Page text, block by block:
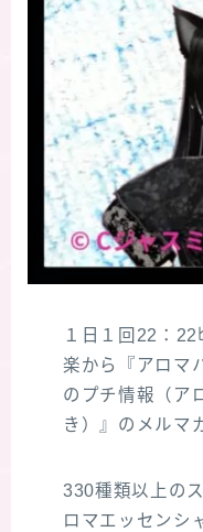
１日１回22：
楽から『アロマ
のプチ情報（ア
き）』のメルマ
330種類以上の
ロマエッセンシ